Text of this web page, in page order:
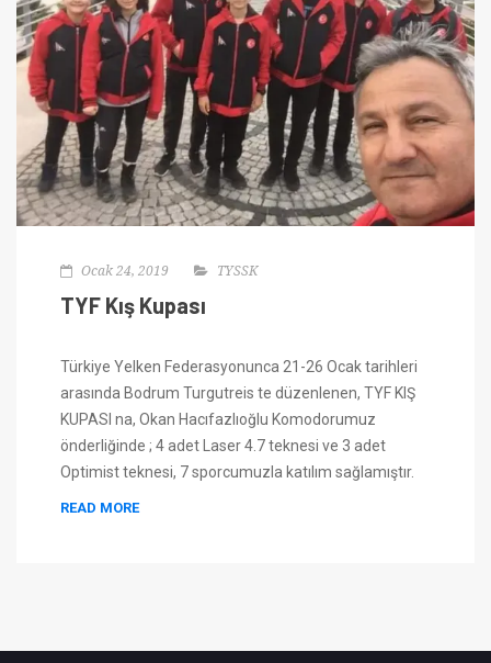
Ocak 24, 2019 TYSSK
TYF Kış Kupası
Türkiye Yelken Federasyonunca 21-26 Ocak tarihleri
arasında Bodrum Turgutreis te düzenlenen, TYF KIŞ
KUPASI na, Okan Hacıfazlıoğlu Komodorumuz
önderliğinde ; 4 adet Laser 4.7 teknesi ve 3 adet
Optimist teknesi, 7 sporcumuzla katılım sağlamıştır.
READ MORE